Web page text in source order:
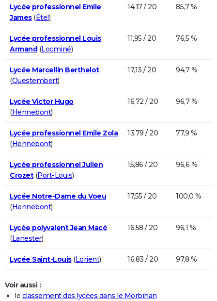
Lycée professionnel Emile
James(Étel)
14,17 / 20 85,7 %
Lycée professionnel Louis
Armand(Locminé)
11,95 / 20 76,5 %
Lycée Marcellin Berthelot
(Questembert)
17,13 / 20 94,7 %
Lycée Victor Hugo
(Hennebont)
16,72 / 20 96,7 %
Lycée professionnel Emile Zola
(Hennebont)
13,79 / 20 77,9 %
Lycée professionnel Julien
Crozet(Port-Louis)
15,86 / 20 96,6 %
Lycée Notre-Dame du Voeu
(Hennebont)
17,55 / 20 100,0 %
Lycée polyvalent Jean Macé
(Lanester)
16,58 / 20 96,1 %
Lycée Saint-Louis(Lorient) 16,83 / 20 97,8 %
Voir aussi :
le classement des lycées dans le Morbihan